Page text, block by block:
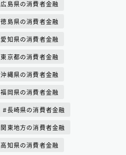
広島県の消費者金融
徳島県の消費者金融
愛知県の消費者金融
東京都の消費者金融
沖縄県の消費者金融
福岡県の消費者金融
長崎県の消費者金融
関東地方の消費者金融
高知県の消費者金融